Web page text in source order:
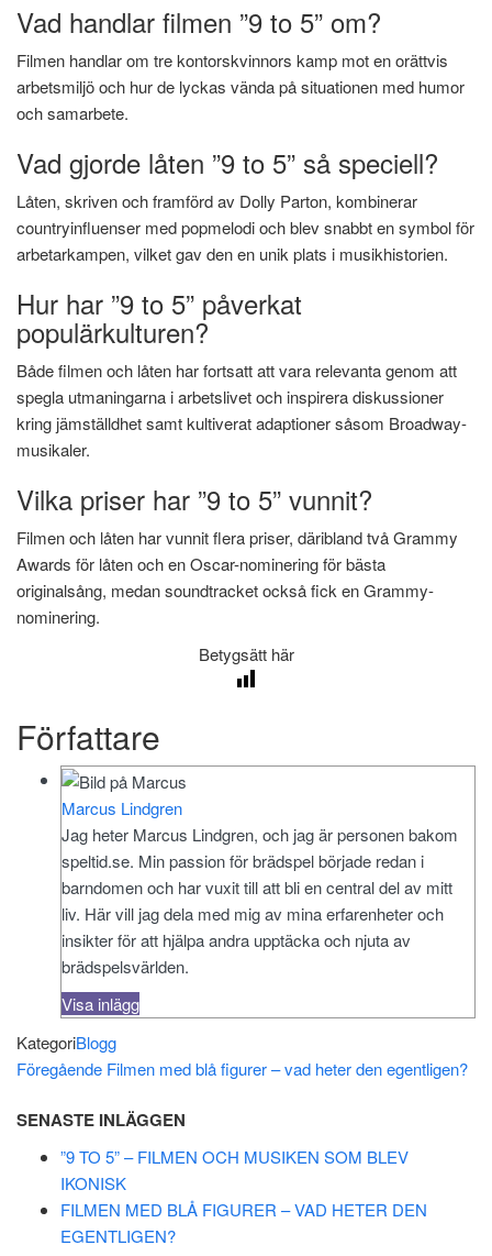
Vad handlar filmen ”9 to 5” om?
Filmen handlar om tre kontorskvinnors kamp mot en orättvis
arbetsmiljö och hur de lyckas vända på situationen med humor
och samarbete.
Vad gjorde låten ”9 to 5” så speciell?
Låten, skriven och framförd av Dolly Parton, kombinerar
countryinfluenser med popmelodi och blev snabbt en symbol för
arbetarkampen, vilket gav den en unik plats i musikhistorien.
Hur har ”9 to 5” påverkat
populärkulturen?
Både filmen och låten har fortsatt att vara relevanta genom att
spegla utmaningarna i arbetslivet och inspirera diskussioner
kring jämställdhet samt kultiverat adaptioner såsom Broadway-
musikaler.
Vilka priser har ”9 to 5” vunnit?
Filmen och låten har vunnit flera priser, däribland två Grammy
Awards för låten och en Oscar-nominering för bästa
originalsång, medan soundtracket också fick en Grammy-
nominering.
Betygsätt här
Författare
Marcus Lindgren
Jag heter Marcus Lindgren, och jag är personen bakom
speltid.se. Min passion för brädspel började redan i
barndomen och har vuxit till att bli en central del av mitt
liv. Här vill jag dela med mig av mina erfarenheter och
insikter för att hjälpa andra upptäcka och njuta av
brädspelsvärlden.
Visa inlägg
KategoriBlogg
Inläggsnavigering
Föregående
Föregående Filmen med blå figurer – vad heter den egentligen?
SENASTE INLÄGGEN
”9 TO 5” – FILMEN OCH MUSIKEN SOM BLEV
IKONISK
FILMEN MED BLÅ FIGURER – VAD HETER DEN
EGENTLIGEN?